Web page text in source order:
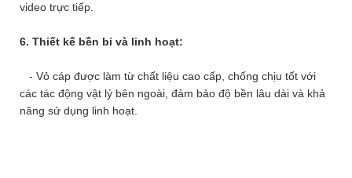
video trực tiếp.
6. Thiết kế bền bỉ và linh hoạt:
- Vỏ cáp được làm từ chất liệu cao cấp, chống chịu tốt với
các tác động vật lý bên ngoài, đảm bảo độ bền lâu dài và khả
năng sử dụng linh hoạt.